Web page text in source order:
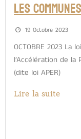
LES
19 Octobre 2023
OCTOBRE 2023 La
l’Accélération de
(dite loi APER)
Lire la suite